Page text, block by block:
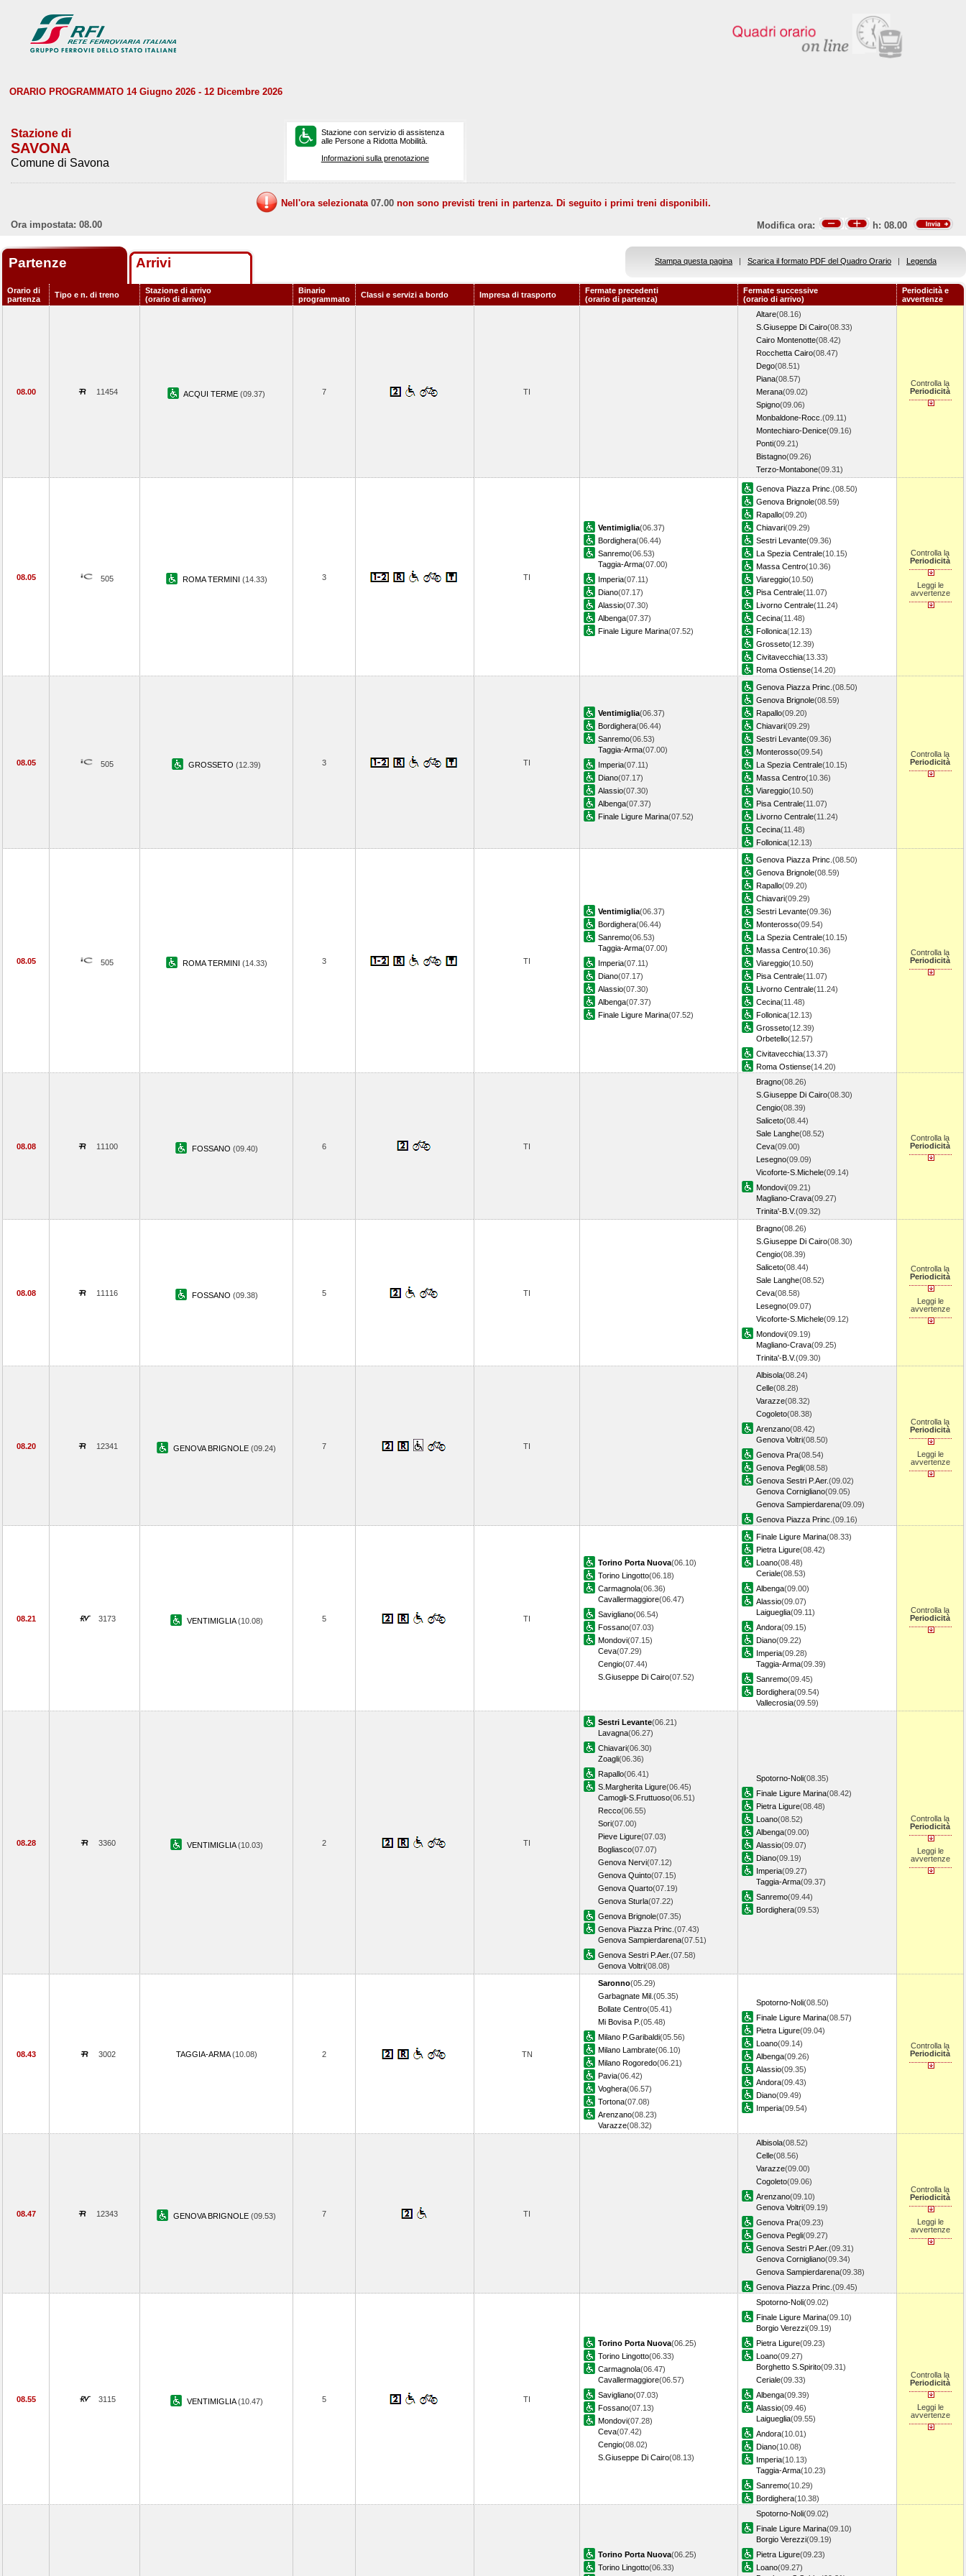
ORARIO PROGRAMMATO 14 Giugno 2026 - 12 Dicembre 2026
Stazione di
SAVONA
Comune di Savona
Stazione con servizio di assistenza
alle Persone a Ridotta Mobilità.
Informazioni sulla prenotazione
Nell'ora selezionata 07.00 non sono previsti treni in partenza. Di seguito i primi treni disponibili.
Ora impostata: 08.00
Modifica ora: h: 08.00
Partenze Arrivi Stampa questa pagina | Scarica il formato PDF del Quadro Orario | Legenda
Orario di
partenza
Tipo e n. di treno
Stazione di arrivo
(orario di arrivo)
Binario
programmato
Classi e servizi a bordo Impresa di trasporto
Fermate precedenti
(orario di partenza)
Fermate successive
(orario di arrivo)
Periodicità e
avvertenze
08.00 11454 ACQUI TERME (09.37) 7 TI
Altare(08.16)
S.Giuseppe Di Cairo(08.33)
Cairo Montenotte(08.42)
Rocchetta Cairo(08.47)
Dego(08.51)
Piana(08.57)
Merana(09.02)
Spigno(09.06)
Monbaldone-Rocc. (09.11)
Montechiaro-Denice(09.16)
Ponti(09.21)
Bistagno(09.26)
Terzo-Montabone(09.31)
Controlla la
Periodicità
08.05 505 ROMA TERMINI (14.33) 3 TI
Ventimiglia(06.37)
Bordighera(06.44)
Sanremo(06.53)
Taggia-Arma(07.00)
Imperia(07.11)
Diano(07.17)
Alassio(07.30)
Albenga(07.37)
Finale Ligure Marina(07.52)
Genova Piazza Princ. (08.50)
Genova Brignole(08.59)
Rapallo(09.20)
Chiavari(09.29)
Sestri Levante(09.36)
La Spezia Centrale(10.15)
Massa Centro(10.36)
Viareggio(10.50)
Pisa Centrale(11.07)
Livorno Centrale(11.24)
Cecina(11.48)
Follonica(12.13)
Grosseto(12.39)
Civitavecchia(13.33)
Roma Ostiense(14.20)
Controlla la
Periodicità
Leggi le
avvertenze
08.05 505 GROSSETO (12.39) 3 TI
Ventimiglia(06.37)
Bordighera(06.44)
Sanremo(06.53)
Taggia-Arma(07.00)
Imperia(07.11)
Diano(07.17)
Alassio(07.30)
Albenga(07.37)
Finale Ligure Marina(07.52)
Genova Piazza Princ. (08.50)
Genova Brignole(08.59)
Rapallo(09.20)
Chiavari(09.29)
Sestri Levante(09.36)
Monterosso(09.54)
La Spezia Centrale(10.15)
Massa Centro(10.36)
Viareggio(10.50)
Pisa Centrale(11.07)
Livorno Centrale(11.24)
Cecina(11.48)
Follonica(12.13)
Controlla la
Periodicità
08.05 505 ROMA TERMINI (14.33) 3 TI
Ventimiglia(06.37)
Bordighera(06.44)
Sanremo(06.53)
Taggia-Arma(07.00)
Imperia(07.11)
Diano(07.17)
Alassio(07.30)
Albenga(07.37)
Finale Ligure Marina(07.52)
Genova Piazza Princ. (08.50)
Genova Brignole(08.59)
Rapallo(09.20)
Chiavari(09.29)
Sestri Levante(09.36)
Monterosso(09.54)
La Spezia Centrale(10.15)
Massa Centro(10.36)
Viareggio(10.50)
Pisa Centrale(11.07)
Livorno Centrale(11.24)
Cecina(11.48)
Follonica(12.13)
Grosseto(12.39)
Orbetello(12.57)
Civitavecchia(13.37)
Roma Ostiense(14.20)
Controlla la
Periodicità
08.08 11100 FOSSANO (09.40) 6 TI
Bragno(08.26)
S.Giuseppe Di Cairo(08.30)
Cengio(08.39)
Saliceto(08.44)
Sale Langhe(08.52)
Ceva(09.00)
Lesegno(09.09)
Vicoforte-S.Michele(09.14)
Mondovi(09.21)
Magliano-Crava(09.27)
Trinita'-B.V.(09.32)
Controlla la
Periodicità
08.08 11116 FOSSANO (09.38) 5 TI
Bragno(08.26)
S.Giuseppe Di Cairo(08.30)
Cengio(08.39)
Saliceto(08.44)
Sale Langhe(08.52)
Ceva(08.58)
Lesegno(09.07)
Vicoforte-S.Michele(09.12)
Mondovi(09.19)
Magliano-Crava(09.25)
Trinita'-B.V.(09.30)
Controlla la
Periodicità
Leggi le
avvertenze
08.20 12341 GENOVA BRIGNOLE (09.24) 7 TI
Albisola(08.24)
Celle(08.28)
Varazze(08.32)
Cogoleto(08.38)
Arenzano(08.42)
Genova Voltri(08.50)
Genova Pra(08.54)
Genova Pegli(08.58)
Genova Sestri P.Aer.(09.02)
Genova Cornigliano(09.05)
Genova Sampierdarena(09.09)
Genova Piazza Princ. (09.16)
Controlla la
Periodicità
Leggi le
avvertenze
08.21 3173 VENTIMIGLIA(10.08) 5 TI
Torino Porta Nuova(06.10)
Torino Lingotto(06.18)
Carmagnola(06.36)
Cavallermaggiore(06.47)
Savigliano(06.54)
Fossano(07.03)
Mondovi(07.15)
Ceva(07.29)
Cengio(07.44)
S.Giuseppe Di Cairo(07.52)
Finale Ligure Marina(08.33)
Pietra Ligure(08.42)
Loano(08.48)
Ceriale(08.53)
Albenga(09.00)
Alassio(09.07)
Laigueglia(09.11)
Andora(09.15)
Diano(09.22)
Imperia(09.28)
Taggia-Arma(09.39)
Sanremo(09.45)
Bordighera(09.54)
Vallecrosia(09.59)
Controlla la
Periodicità
08.28 3360 VENTIMIGLIA(10.03) 2 TI
Sestri Levante(06.21)
Lavagna(06.27)
Chiavari(06.30)
Zoagli(06.36)
Rapallo(06.41)
S.Margherita Ligure(06.45)
Camogli-S.Fruttuoso(06.51)
Recco(06.55)
Sori(07.00)
Pieve Ligure(07.03)
Bogliasco(07.07)
Genova Nervi(07.12)
Genova Quinto(07.15)
Genova Quarto(07.19)
Genova Sturla(07.22)
Genova Brignole(07.35)
Genova Piazza Princ. (07.43)
Genova Sampierdarena(07.51)
Genova Sestri P.Aer.(07.58)
Genova Voltri(08.08)
Spotorno-Noli(08.35)
Finale Ligure Marina(08.42)
Pietra Ligure(08.48)
Loano(08.52)
Albenga(09.00)
Alassio(09.07)
Diano(09.19)
Imperia(09.27)
Taggia-Arma(09.37)
Sanremo(09.44)
Bordighera(09.53)
Controlla la
Periodicità
Leggi le
avvertenze
08.43 3002 TAGGIA-ARMA(10.08) 2 TN
Saronno(05.29)
Garbagnate Mil. (05.35)
Bollate Centro(05.41)
Mi Bovisa P.(05.48)
Milano P.Garibaldi(05.56)
Milano Lambrate(06.10)
Milano Rogoredo(06.21)
Pavia(06.42)
Voghera(06.57)
Tortona(07.08)
Arenzano(08.23)
Varazze(08.32)
Spotorno-Noli(08.50)
Finale Ligure Marina(08.57)
Pietra Ligure(09.04)
Loano(09.14)
Albenga(09.26)
Alassio(09.35)
Andora(09.43)
Diano(09.49)
Imperia(09.54)
Controlla la
Periodicità
08.47 12343 GENOVA BRIGNOLE (09.53) 7 TI
Albisola(08.52)
Celle(08.56)
Varazze(09.00)
Cogoleto(09.06)
Arenzano(09.10)
Genova Voltri(09.19)
Genova Pra(09.23)
Genova Pegli(09.27)
Genova Sestri P.Aer.(09.31)
Genova Cornigliano(09.34)
Genova Sampierdarena(09.38)
Genova Piazza Princ. (09.45)
Controlla la
Periodicità
Leggi le
avvertenze
08.55 3115 VENTIMIGLIA(10.47) 5 TI
Torino Porta Nuova(06.25)
Torino Lingotto(06.33)
Carmagnola(06.47)
Cavallermaggiore(06.57)
Savigliano(07.03)
Fossano(07.13)
Mondovi(07.28)
Ceva(07.42)
Cengio(08.02)
S.Giuseppe Di Cairo(08.13)
Spotorno-Noli(09.02)
Finale Ligure Marina(09.10)
Borgio Verezzi(09.19)
Pietra Ligure(09.23)
Loano(09.27)
Borghetto S.Spirito(09.31)
Ceriale(09.33)
Albenga(09.39)
Alassio(09.46)
Laigueglia(09.55)
Andora(10.01)
Diano(10.08)
Imperia(10.13)
Taggia-Arma(10.23)
Sanremo(10.29)
Bordighera(10.38)
Controlla la
Periodicità
Leggi le
avvertenze
Torino Porta Nuova(06.25)
Torino Lingotto(06.33)
Spotorno-Noli(09.02)
Finale Ligure Marina(09.10)
Borgio Verezzi(09.19)
Pietra Ligure(09.23)
Loano(09.27)